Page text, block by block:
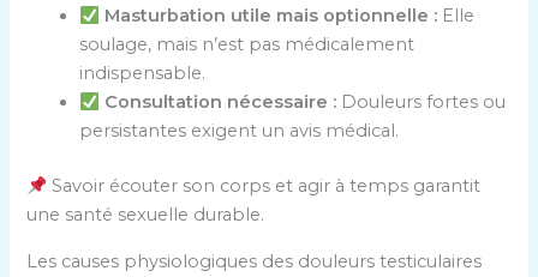
Masturbation utile mais optionnelle :Elle
soulage, mais n’est pas médicalement
indispensable.
Consultation nécessaire :Douleurs fortes ou
persistantes exigent un avis médical.
Savoir écouter son corps et agir à temps garantit
une santé sexuelle durable.
Les causes physiologiques des douleurs testiculaires